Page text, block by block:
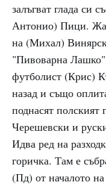
залъгват глада си
Антонио) Пици.
на (Михал)
"Пивоварна
футболист (Крис)
назад и също
поднасят полският
Черешевски и
Идва ред на
горичка. Там е
(Пд) от началото на